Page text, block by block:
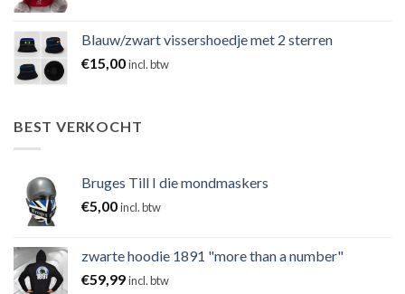
Blauw/zwart vissershoedje met 2 sterren
€15,00incl. btw
BEST VERKOCHT
Bruges Till I die mondmaskers
€5,00incl. btw
zwarte hoodie 1891 "more than a number"
€59,99incl. btw